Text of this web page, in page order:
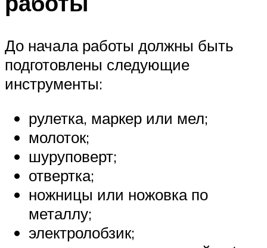
До начала работы должны быть
подготовлены следующие
инструменты:
рулетка, маркер или мел;
молоток;
шуруповерт;
отвертка;
ножницы или ножовка по
металлу;
электролобзик;